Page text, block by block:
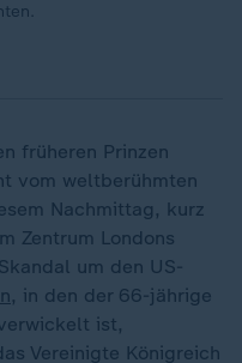
früheren Prinzen
vom weltberühmten
Nachmittag, kurz
Zentrum Londons
um den US-
, in den der 66-jährige
ist,
Vereinigte Königreich